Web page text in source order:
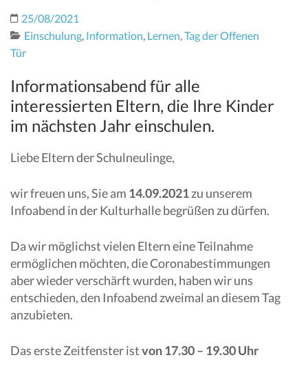
25/08/2021
Einschulung, Information, Lernen,Tag der Offenen
Tür
Informationsabend für alle
interessierten Eltern, die Ihre Kinder
im nächsten Jahr einschulen.
Liebe Eltern der Schulneulinge,
wir freuen uns, Sie am 14.09.2021zu unserem
Infoabend in der Kulturhalle begrüßen zu dürfen.
Da wir möglichst vielen Eltern eine Teilnahme
ermöglichen möchten, die Coronabestimmungen
aber wieder verschärft wurden, haben wir uns
entschieden, den Infoabend zweimal an diesem Tag
anzubieten.
Das erste Zeitfenster istvon 17.30 – 19.30 Uhr